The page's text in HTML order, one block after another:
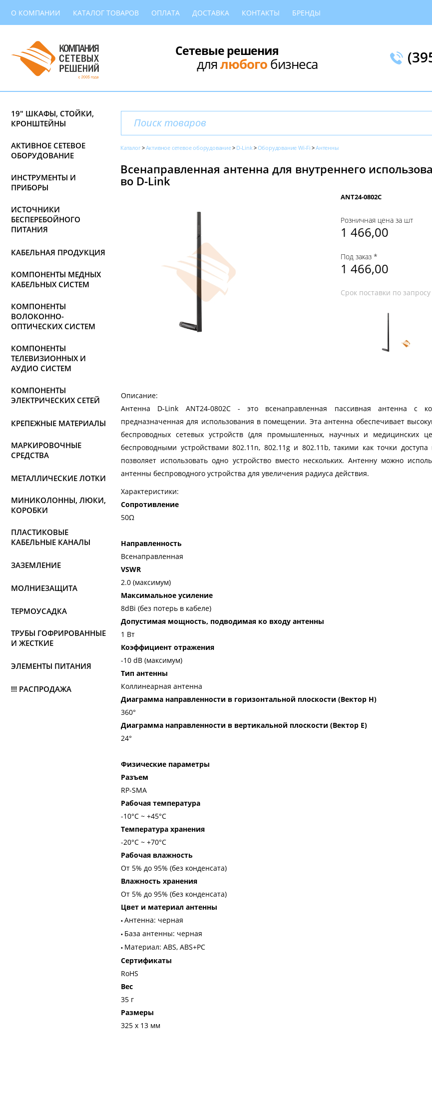
О КОМПАНИИ КАТАЛОГ ТОВАРОВ ОПЛАТА ДОСТАВКА КОНТАКТЫ БРЕНДЫ
Сетевые решения
длялюбогобизнеса
19" ШКАФЫ, СТОЙКИ,
КРОНШТЕЙНЫ
АКТИВНОЕ СЕТЕВОЕ
ОБОРУДОВАНИЕ
ИНСТРУМЕНТЫ И
ПРИБОРЫ
ИСТОЧНИКИ
БЕСПЕРЕБОЙНОГО
ПИТАНИЯ
КАБЕЛЬНАЯ ПРОДУКЦИЯ
КОМПОНЕНТЫ МЕДНЫХ
КАБЕЛЬНЫХ СИСТЕМ
КОМПОНЕНТЫ
ВОЛОКОННО-
ОПТИЧЕСКИХ СИСТЕМ
КОМПОНЕНТЫ
ТЕЛЕВИЗИОННЫХ И
АУДИО СИСТЕМ
КОМПОНЕНТЫ
ЭЛЕКТРИЧЕСКИХ СЕТЕЙ
КРЕПЕЖНЫЕ МАТЕРИАЛЫ
МАРКИРОВОЧНЫЕ
СРЕДСТВА
МЕТАЛЛИЧЕСКИЕ ЛОТКИ
МИНИКОЛОННЫ, ЛЮКИ,
КОРОБКИ
ПЛАСТИКОВЫЕ
КАБЕЛЬНЫЕ КАНАЛЫ
ЗАЗЕМЛЕНИЕ
МОЛНИЕЗАЩИТА
ТЕРМОУСАДКА
ТРУБЫ ГОФРИРОВАННЫЕ
И ЖЕСТКИЕ
ЭЛЕМЕНТЫ ПИТАНИЯ
!!! РАСПРОДАЖА
Каталог Активное сетевое оборудование D-Link Оборудование Wi-Fi Антенны
Всенаправленная антенна для внутреннего
во D-Link
ANT24-0802C
Розничная цена за шт
1 466,00
Под заказ *
1 466,00
Срок поставки по запросу
Описание:
Антенна D-Link ANT24-0802C - это всенаправленная пассивная антенна с
предназначенная для использования в помещении. Эта антенна обеспечивает
беспроводных сетевых устройств (для промышленных, научных и медицинских
беспроводными устройствами 802.11n, 802.11g и 802.11b, такими как точки
позволяет использовать одно устройство вместо нескольких. Антенну можно
антенны беспроводного устройства для увеличения радиуса действия.
Характеристики:
Сопротивление
50Ω
Направленность
Всенаправленная
VSWR
2.0 (максимум)
Максимальное усиление
8dBi (без потерь в кабеле)
Допустимая мощность, подводимая ко входу антенны
1 Вт
Коэффициент отражения
-10 dB (максимум)
Тип антенны
Коллинеарная антенна
Диаграмма направленности в горизонтальной плоскости (Вектор Н)
360°
Диаграмма направленности в вертикальной плоскости (Вектор Е)
24°
Физические параметры
Разъем
RP-SMA
Рабочая температура
-10°C ~ +45°C
Температура хранения
-20°C ~ +70°C
Рабочая влажность
От 5% до 95% (без конденсата)
Влажность хранения
От 5% до 95% (без конденсата)
Цвет и материал антенны
• Антенна: черная
• База антенны: черная
• Материал: ABS, ABS+PC
Сертификаты
RoHS
Вес
35 г
Размеры
325 х 13 мм